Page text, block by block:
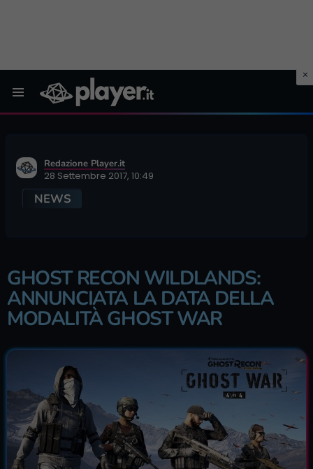
Redazione Player.it
28 Settembre 2017, 10:49
NEWS
GHOST RECON WILDLANDS:
ANNUNCIATA LA DATA DELLA
MODALITÀ GHOST WAR